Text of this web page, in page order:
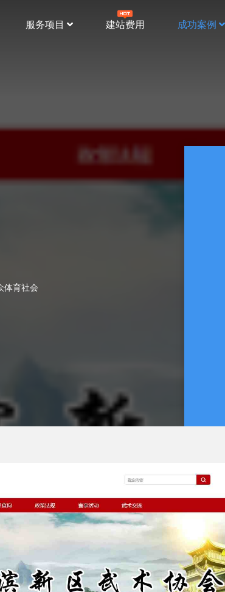
服务项目 建站费用 成功案例
体育社会